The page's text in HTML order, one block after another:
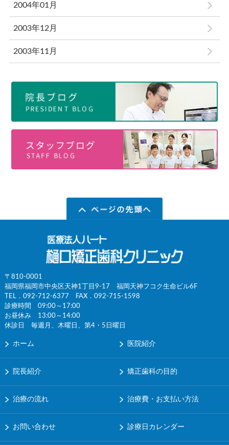
2004年01月
2003年12月
2003年11月
〒810-0001
福岡県福岡市中央区天神1丁目9-17 福岡天神フコク生命ビル6F
TEL． 092-712-6377 FAX．092-715-1598
診療時間 09:00～17:00
お昼休み 13:00～14:00
休診日 毎週月、木曜日、第4・5日曜日
ホーム 医院紹介
院長紹介 矯正歯科の目的
治療の流れ 治療費・お支払い方法
お問い合わせ 診療日カレンダー